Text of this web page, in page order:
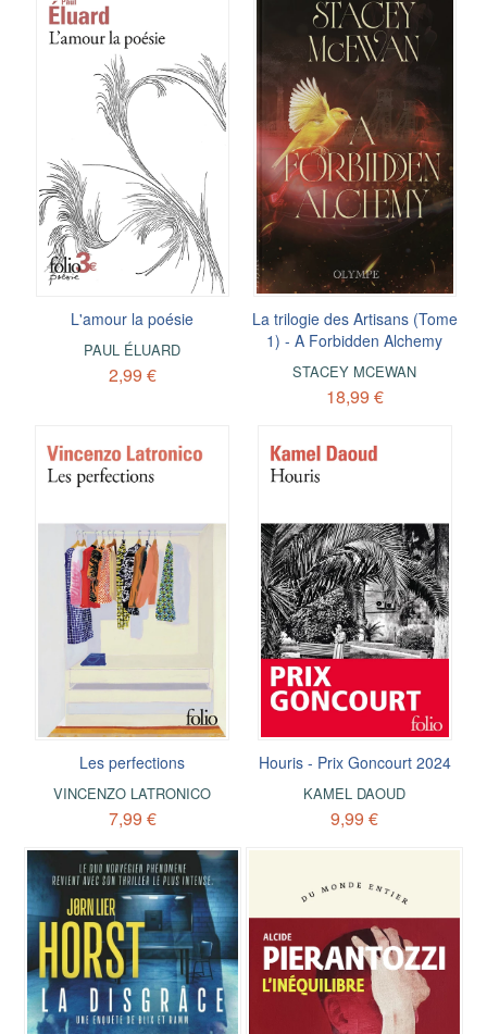
L'amour la poésie
PAUL ÉLUARD
2,99 €
La trilogie des Artisans (Tome
1) - A Forbidden Alchemy
STACEY MCEWAN
18,99 €
Les perfections
VINCENZO LATRONICO
7,99 €
Houris - Prix Goncourt 2024
KAMEL DAOUD
9,99 €